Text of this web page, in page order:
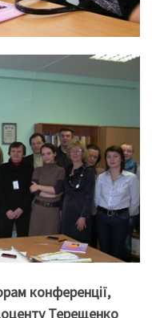
конференції,
Терещенко